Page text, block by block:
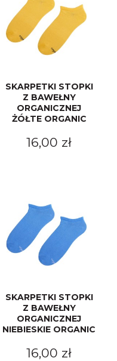
SKARPETKI STOPKI
Z BAWEŁNY
ORGANICZNEJ
ŻÓŁTE ORGANIC
16,00 zł
SKARPETKI STOPKI
Z BAWEŁNY
ORGANICZNEJ
NIEBIESKIE ORGANIC
16,00 zł